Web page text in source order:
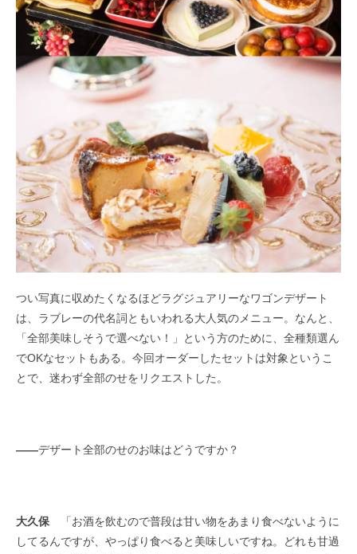
つい写真に収めたくなるほどラグジュアリーなワゴンデザート
は、ラブレーの代名詞ともいわれる大人気のメニュー。なんと、
「全部美味しそうで選べない！」という方のために、全種類選ん
でOKなセットもある。今回オーダーしたセットは対象というこ
とで、迷わず全部のせをリクエストした。
――デザート全部のせのお味はどうですか？
大久保
「お酒を飲むので普段は甘い物をあまり食べないように
してるんですが、やっぱり食べると美味しいですね。どれも甘過